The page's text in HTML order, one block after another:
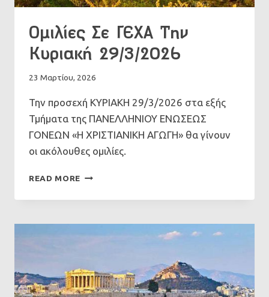
Ομιλίες Σε ΓΕΧΑ Την
Κυριακή 29/3/2026
23 Μαρτίου, 2026
Την προσεχή ΚΥΡΙΑΚΗ 29/3/2026 στα εξής
Τμήματα της ΠΑΝΕΛΛΗΝΙΟΥ ΕΝΩΣΕΩΣ
ΓΟΝΕΩΝ «Η ΧΡΙΣΤΙΑΝΙΚΗ ΑΓΩΓΗ» θα γίνουν
οι ακόλουθες ομιλίες.
READ MORE ΟΜΙΛΊΕΣ
ΓΕΧΑ
ΚΥΡΙΑΚΉ
29/3/2026